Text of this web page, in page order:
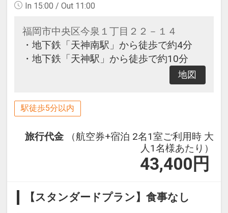
In 15:00 / Out 11:00
福岡市中央区今泉１丁目２２－１４
・地下鉄「天神南駅」から徒歩で約4分
・地下鉄「天神駅」から徒歩で約10分
地図
駅徒歩5分以内
旅行代金
（航空券+宿泊 2名1室ご利用時 大
人1名様あたり）
43,400 円
【スタンダードプラン】食事なし